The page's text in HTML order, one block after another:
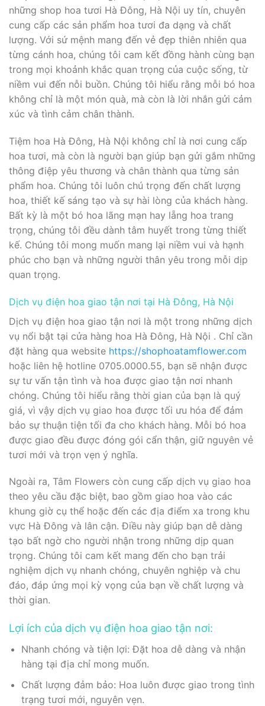
những shop hoa tươi Hà Đông, Hà Nội uy tín, chuyên
cung cấp các sản phẩm hoa tươi đa dạng và chất
lượng. Với sứ mệnh mang đến vẻ đẹp thiên nhiên qua
từng cánh hoa, chúng tôi cam kết đồng hành cùng bạn
trong mọi khoảnh khắc quan trọng của cuộc sống, từ
niềm vui đến nỗi buồn. Chúng tôi hiểu rằng mỗi bó hoa
không chỉ là một món quà, mà còn là lời nhắn gửi cảm
xúc và tình cảm chân thành.
Tiệm hoa Hà Đông, Hà Nội không chỉ là nơi cung cấp
hoa tươi, mà còn là người bạn giúp bạn gửi gắm những
thông điệp yêu thương và chân thành qua từng sản
phẩm hoa. Chúng tôi luôn chú trọng đến chất lượng
hoa, thiết kế sáng tạo và sự hài lòng của khách hàng.
Bất kỳ là một bó hoa lãng mạn hay lẵng hoa trang
trọng, chúng tôi đều dành tâm huyết trong từng thiết
kế. Chúng tôi mong muốn mang lại niềm vui và hạnh
phúc cho bạn và những người thân yêu trong mỗi dịp
quan trọng.
Dịch vụ điện hoa giao tận nơi tại Hà Đông, Hà Nội
Dịch vụ điện hoa giao tận nơi là một trong những dịch
vụ nổi bật tại cửa hàng hoa Hà Đông, Hà Nội . Chỉ cần
đặt hàng qua website https://shophoatamflower.com
hoặc liên hệ hotline 0705.0000.55, bạn sẽ nhận được
sự tư vấn tận tình và hoa được giao tận nơi nhanh
chóng. Chúng tôi hiểu rằng thời gian của bạn là quý
giá, vì vậy dịch vụ giao hoa được tối ưu hóa để đảm
bảo sự thuận tiện tối đa cho khách hàng. Mỗi bó hoa
được giao đều được đóng gói cẩn thận, giữ nguyên vẻ
tươi mới và trọn vẹn ý nghĩa.
Ngoài ra, Tâm Flowers còn cung cấp dịch vụ giao hoa
theo yêu cầu đặc biệt, bao gồm giao hoa vào các
khung giờ cụ thể hoặc đến các địa điểm xa trong khu
vực Hà Đông và lân cận. Điều này giúp bạn dễ dàng
tạo bất ngờ cho người nhận trong những dịp quan
trọng. Chúng tôi cam kết mang đến cho bạn trải
nghiệm dịch vụ nhanh chóng, chuyên nghiệp và chu
đáo, đáp ứng mọi kỳ vọng của bạn về chất lượng và
thời gian.
Lợi ích của dịch vụ điện hoa giao tận nơi:
Nhanh chóng và tiện lợi: Đặt hoa dễ dàng và nhận
hàng tại địa chỉ mong muốn.
Chất lượng đảm bảo: Hoa luôn được giao trong tình
trạng tươi mới, nguyên vẹn.